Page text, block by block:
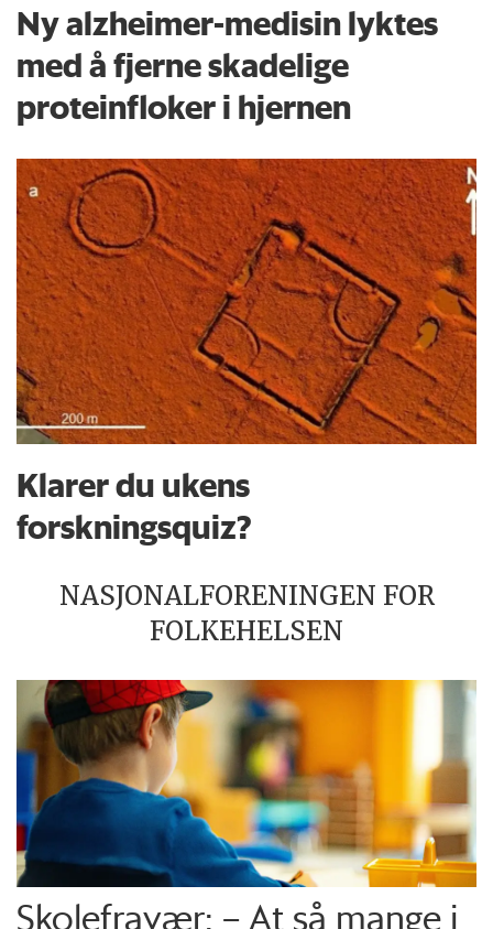
Ny alzheimer-medisin lyktes
med å fjerne skadelige
proteinfloker i hjernen
Klarer du ukens
forskningsquiz?
NASJONALFORENINGEN FOR
FOLKEHELSEN
Skolefravær: – At så mange i